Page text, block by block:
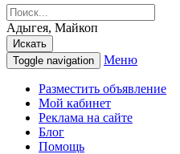
Адыгея, Майкоп
Искать
Toggle navigation
Меню
Разместить объявление
Мой кабинет
Реклама на сайте
Блог
Помощь